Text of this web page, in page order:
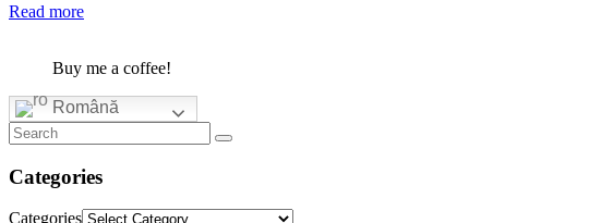
Read more
Buy me a coffee!
Română
Categories
Categories